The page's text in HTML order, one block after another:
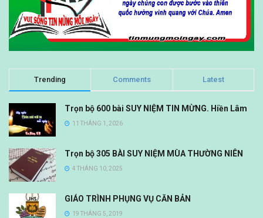
Trending Comments Latest
Trọn bộ 600 bài SUY NIỆM TIN MỪNG. Hiền Lâm
11 THÁNG 1, 2026
Trọn bộ 305 BÀI SUY NIỆM MÙA THƯỜNG NIÊN
4 THÁNG 10, 2025
GIÁO TRÌNH PHỤNG VỤ CĂN BẢN
19 THÁNG 5, 2019